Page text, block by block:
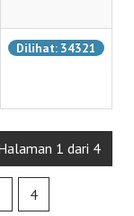
Dilihat: 34321
1 dari 4
4